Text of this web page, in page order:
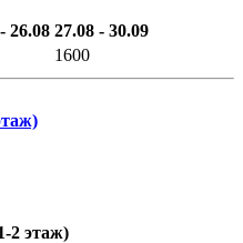
26.08 27.08 - 30.09
1600
2 этаж)